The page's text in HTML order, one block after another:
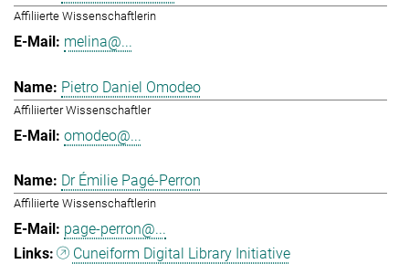
Affiliierte Wissenschaftlerin
melina@...
Pietro Daniel Omodeo
Affiliierter Wissenschaftler
omodeo@...
Dr Émilie Pagé-Perron
Affiliierte Wissenschaftlerin
page-perron@...
Cuneiform Digital Library Initiative